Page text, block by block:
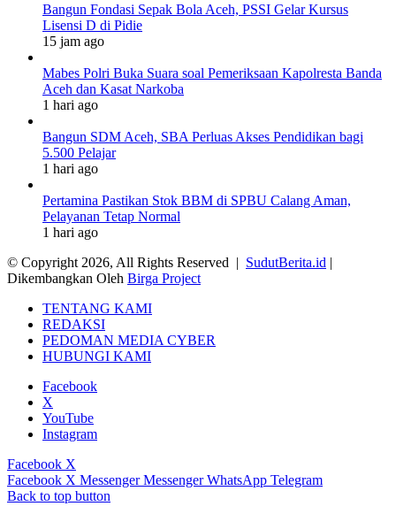
Bangun Fondasi Sepak Bola Aceh, PSSI Gelar Kursus
Lisensi D di Pidie
15 jam ago
Mabes Polri Buka Suara soal Pemeriksaan Kapolresta Banda
Aceh dan Kasat Narkoba
1 hari ago
Bangun SDM Aceh, SBA Perluas Akses Pendidikan bagi
5.500 Pelajar
1 hari ago
Pertamina Pastikan Stok BBM di SPBU Calang Aman,
Pelayanan Tetap Normal
1 hari ago
© Copyright 2026, All Rights Reserved | SudutBerita.id |
Dikembangkan Oleh Birga Project
TENTANG KAMI
REDAKSI
PEDOMAN MEDIA CYBER
HUBUNGI KAMI
Facebook
X
YouTube
Instagram
Facebook X
Facebook X Messenger Messenger WhatsApp Telegram
Back to top button